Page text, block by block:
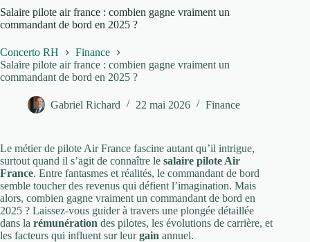
Salaire pilote air france : combien gagne vraiment un
commandant de bord en 2025 ?
Concerto RH
Finance
Salaire pilote air france : combien gagne vraiment un
commandant de bord en 2025 ?
Gabriel Richard 22 mai 2026 Finance
Le métier de pilote Air France fascine autant qu’il intrigue,
surtout quand il s’agit de connaître le salaire pilote Air
France. Entre fantasmes et réalités, le commandant de bord
semble toucher des revenus qui défient l’imagination. Mais
alors, combien gagne vraiment un commandant de bord en
2025 ? Laissez-vous guider à travers une plongée détaillée
dans la rémunération des pilotes, les évolutions de carrière, et
les facteurs qui influent sur leurgain annuel.